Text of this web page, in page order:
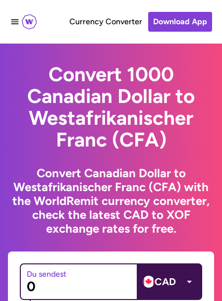
Currency Converter Download App
Convert 1000
Canadian Dollar to
Westafrikanischer
Franc (CFA)
Convert Canadian Dollar to
Westafrikanischer Franc (CFA) with
the WorldRemit currency converter,
check the latest CAD to XOF
exchange rates for free.
Du sendest
CAD